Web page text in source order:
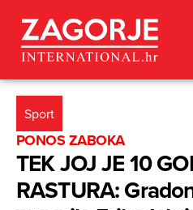
Sport
PONOS ZABOKA
TEK JOJ JE 10
RASTURA: